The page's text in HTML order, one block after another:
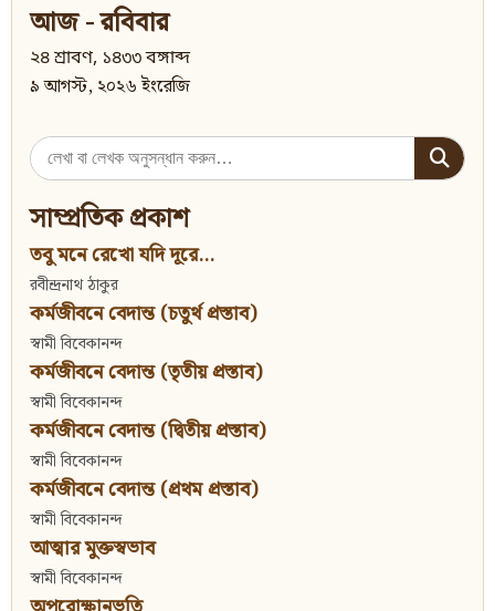
আজ - রবিবার
২৪ শ্রাবণ, ১৪৩৩ বঙ্গাব্দ
৯ আগস্ট, ২০২৬ ইংরেজি
Search
for:
সাম্প্রতিক প্রকাশ
তবু মনে রেখো যদি দূরে...
রবীন্দ্রনাথ ঠাকুর
কর্মজীবনে বেদান্ত (চতুর্থ প্রস্তাব)
স্বামী বিবেকানন্দ
কর্মজীবনে বেদান্ত (তৃতীয় প্রস্তাব)
স্বামী বিবেকানন্দ
কর্মজীবনে বেদান্ত (দ্বিতীয় প্রস্তাব)
স্বামী বিবেকানন্দ
কর্মজীবনে বেদান্ত (প্রথম প্রস্তাব)
স্বামী বিবেকানন্দ
আত্মার মুক্তস্বভাব
স্বামী বিবেকানন্দ